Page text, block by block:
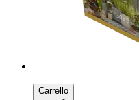
Carrello